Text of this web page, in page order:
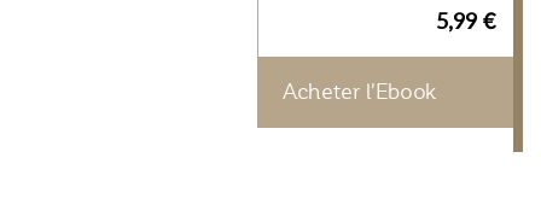
5,99 €
Acheter l'Ebook